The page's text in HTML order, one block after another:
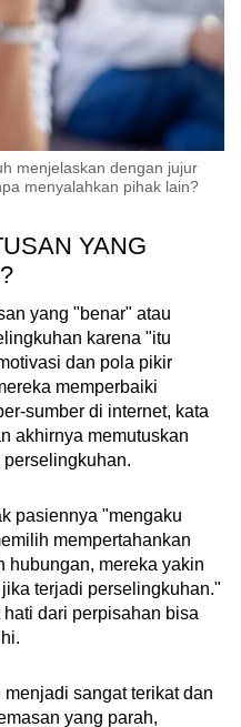
menjelaskan dengan jujur
menyalahkan pihak lain?
YANG
yang "benar" atau
karena "itu
dan pola pikir
memperbaiki
sumber di internet, kata
akhirnya memutuskan
pasiennya "mengaku
mempertahankan
hubungan, mereka yakin
terjadi perselingkuhan."
dari perpisahan bisa
sangat terikat dan
yang parah,